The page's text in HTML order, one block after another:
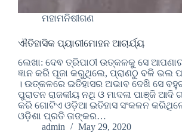
ମହାମନିଷୀଗଣ
ଐତିହାସିକ ପ୍ୟାରୀମୋହନ ଆଚାର୍ଯ୍ୟ
ଲେଖା: ଦେଵ ତ୍ରିପାଠୀ ଉତ୍କଳକୁ ସେ
ଜ୍ଞାନ କରି ପୂଜା କରୁଥିଲେ, ପ୍ରାଣଠୁ ବଳି ଭଲ
। ଉତ୍କଳରେ ଇତିହାସର ଅଭାବ ଦେଖି ସେ
ପୁରାତନ ରାଜକୀୟ ନଥି ଓ ମାଦଳା ପାଞ୍ଜି ଆଦି
କରି ଗୋଟିଏ ଓଡ଼ିଆ ଇତିହାସ ସଂକଳନ
ଓଡ଼ିଶା ପ୍ରତି ତାଙ୍କର…
admin
May 29, 2020